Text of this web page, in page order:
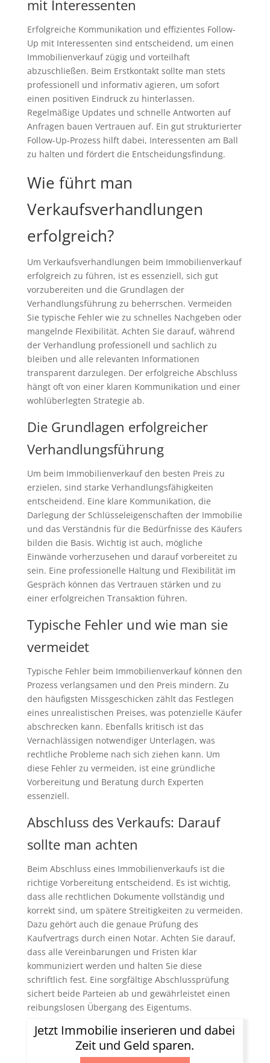
mit Interessenten
Erfolgreiche Kommunikation und effizientes Follow-
Up mit Interessenten sind entscheidend, um einen
Immobilienverkauf zügig und vorteilhaft
abzuschließen. Beim Erstkontakt sollte man stets
professionell und informativ agieren, um sofort
einen positiven Eindruck zu hinterlassen.
Regelmäßige Updates und schnelle Antworten auf
Anfragen bauen Vertrauen auf. Ein gut strukturierter
Follow-Up-Prozess hilft dabei, Interessenten am Ball
zu halten und fördert die Entscheidungsfindung.
Wie führt man
Verkaufsverhandlungen
erfolgreich?
Um Verkaufsverhandlungen beim Immobilienverkauf
erfolgreich zu führen, ist es essenziell, sich gut
vorzubereiten und die Grundlagen der
Verhandlungsführung zu beherrschen. Vermeiden
Sie typische Fehler wie zu schnelles Nachgeben oder
mangelnde Flexibilität. Achten Sie darauf, während
der Verhandlung professionell und sachlich zu
bleiben und alle relevanten Informationen
transparent darzulegen. Der erfolgreiche Abschluss
hängt oft von einer klaren Kommunikation und einer
wohlüberlegten Strategie ab.
Die Grundlagen erfolgreicher
Verhandlungsführung
Um beim Immobilienverkauf den besten Preis zu
erzielen, sind starke Verhandlungsfähigkeiten
entscheidend. Eine klare Kommunikation, die
Darlegung der Schlüsseleigenschaften der Immobilie
und das Verständnis für die Bedürfnisse des Käufers
bilden die Basis. Wichtig ist auch, mögliche
Einwände vorherzusehen und darauf vorbereitet zu
sein. Eine professionelle Haltung und Flexibilität im
Gespräch können das Vertrauen stärken und zu
einer erfolgreichen Transaktion führen.
Typische Fehler und wie man sie
vermeidet
Typische Fehler beim Immobilienverkauf können den
Prozess verlangsamen und den Preis mindern. Zu
den häufigsten Missgeschicken zählt das Festlegen
eines unrealistischen Preises, was potenzielle Käufer
abschrecken kann. Ebenfalls kritisch ist das
Vernachlässigen notwendiger Unterlagen, was
rechtliche Probleme nach sich ziehen kann. Um
diese Fehler zu vermeiden, ist eine gründliche
Vorbereitung und Beratung durch Experten
essenziell.
Abschluss des Verkaufs: Darauf
sollte man achten
Beim Abschluss eines Immobilienverkaufs ist die
richtige Vorbereitung entscheidend. Es ist wichtig,
dass alle rechtlichen Dokumente vollständig und
korrekt sind, um spätere Streitigkeiten zu vermeiden.
Dazu gehört auch die genaue Prüfung des
Kaufvertrags durch einen Notar. Achten Sie darauf,
dass alle Vereinbarungen und Fristen klar
kommuniziert werden und halten Sie diese
schriftlich fest. Eine sorgfältige Abschlussprüfung
sichert beide Parteien ab und gewährleistet einen
reibungslosen Übergang des Eigentums.
Jetzt Immobilie inserieren und dabei
Zeit und Geld sparen.